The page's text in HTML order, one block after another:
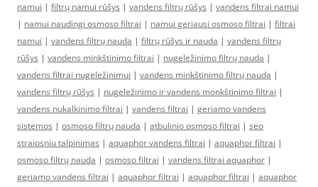
namui | filtrų namui rūšys | vandens filtrų rūšys | vandens filtrai namui
| namui naudingi osmoso filtrai | namui geriausi osmoso filtrai | filtrai
namui | vandens filtrų nauda | filtrų rūšys ir nauda | vandens filtrų
rūšys | vandens minkštinimo filtrai | nugeležinimo filtrų nauda |
vandens filtrai nugeležinimui | vandens minkštinimo filtrų nauda |
vandens filtrų rūšys | nugeležinimo ir vandens monkštinimo filtrai |
vandens nukalkinimo filtrai | vandens filtrai | geriamo vandens
sistemos | osmoso filtrų nauda | atbulinio osmoso filtrai | seo
straipsniu talpinimas | aquaphor vandens filtrai | aquaphor filtrai |
osmoso filtrų nauda | osmoso filtrai | vandens filtrai aquaphor |
geriamo vandens filtrai | aquaphor filtrai | aquaphor filtrai | aquaphor